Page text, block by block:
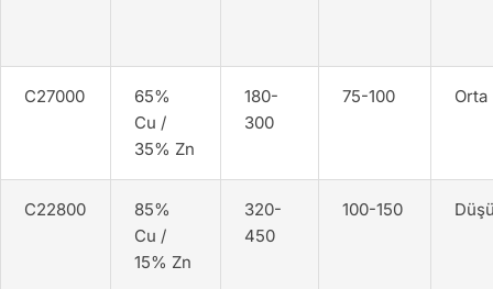
C27000
65%
Cu /
35% Zn
180-
300
75-100 Orta
C22800
85%
Cu /
15% Zn
320-
450
100-150